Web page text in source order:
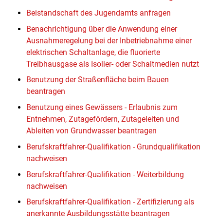
Beistandschaft des Jugendamts anfragen
Benachrichtigung über die Anwendung einer
Ausnahmeregelung bei der Inbetriebnahme einer
elektrischen Schaltanlage, die fluorierte
Treibhausgase als Isolier- oder Schaltmedien nutzt
Benutzung der Straßenfläche beim Bauen
beantragen
Benutzung eines Gewässers - Erlaubnis zum
Entnehmen, Zutagefördern, Zutageleiten und
Ableiten von Grundwasser beantragen
Berufskraftfahrer-Qualifikation - Grundqualifikation
nachweisen
Berufskraftfahrer-Qualifikation - Weiterbildung
nachweisen
Berufskraftfahrer-Qualifikation - Zertifizierung als
anerkannte Ausbildungsstätte beantragen